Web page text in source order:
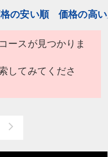
の安い順 価格の高
ースが見つかりま
してみてくださ